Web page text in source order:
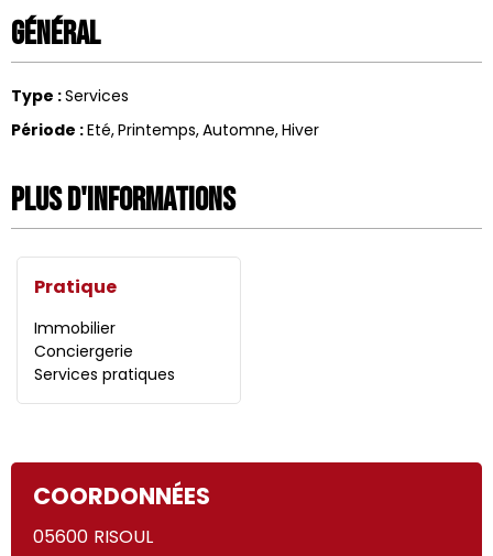
Général
Type :Services
Période :Eté Printemps Automne Hiver
Plus d'informations
Pratique
Immobilier
Conciergerie
Services pratiques
COORDONNÉES
05600 RISOUL